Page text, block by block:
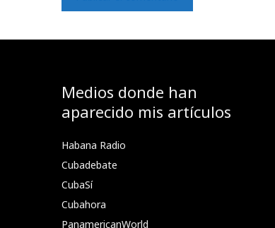
Medios donde han
aparecido mis artículos
Habana Radio
Cubadebate
CubaSí
Cubahora
PanamericanWorld